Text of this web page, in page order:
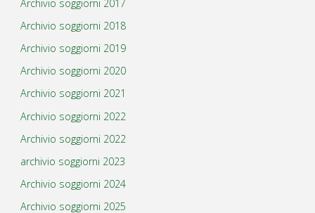
Archivio soggiorni 2017
Archivio soggiorni 2018
Archivio soggiorni 2019
Archivio soggiorni 2020
Archivio soggiorni 2021
Archivio soggiorni 2022
Archivio soggiorni 2022
archivio soggiorni 2023
Archivio soggiorni 2024
Archivio soggiorni 2025